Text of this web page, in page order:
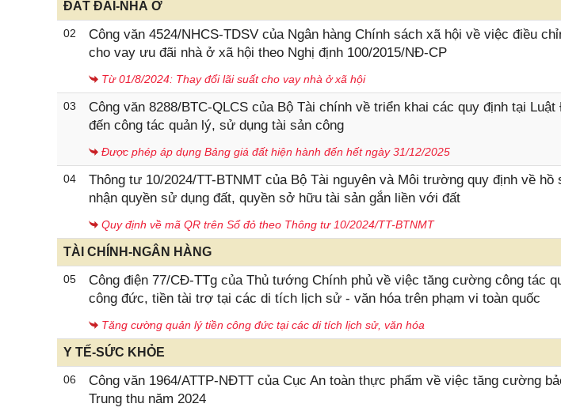
ĐẤT ĐAI-NHÀ Ở
02
Công văn 4524/NHCS-TDSV của Ngân hàng Chính sách xã hội về việc điều
cho vay ưu đãi nhà ở xã hội theo Nghị định 100/2015/NĐ-CP
Từ 01/8/2024: Thay đổi lãi suất cho vay nhà ở xã hội
03
Công văn 8288/BTC-QLCS của Bộ Tài chính về triển khai các quy định tại
đến công tác quản lý, sử dụng tài sản công
Được phép áp dụng Bảng giá đất hiện hành đến hết ngày 31/12/2025
04
Thông tư 10/2024/TT-BTNMT của Bộ Tài nguyên và Môi trường quy định về
nhận quyền sử dụng đất, quyền sở hữu tài sản gắn liền với đất
Quy định về mã QR trên Sổ đỏ theo Thông tư 10/2024/TT-BTNMT
TÀI CHÍNH-NGÂN HÀNG
05
Công điện 77/CĐ-TTg của Thủ tướng Chính phủ về việc tăng cường công tác
công đức, tiền tài trợ tại các di tích lịch sử - văn hóa trên phạm vi toàn quốc
Tăng cường quản lý tiền công đức tại các di tích lịch sử, văn hóa
Y TẾ-SỨC KHỎE
06
Công văn 1964/ATTP-NĐTT của Cục An toàn thực phẩm về việc tăng cường
Trung thu năm 2024